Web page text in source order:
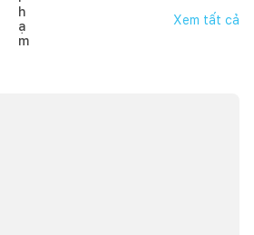
Xem tất cả